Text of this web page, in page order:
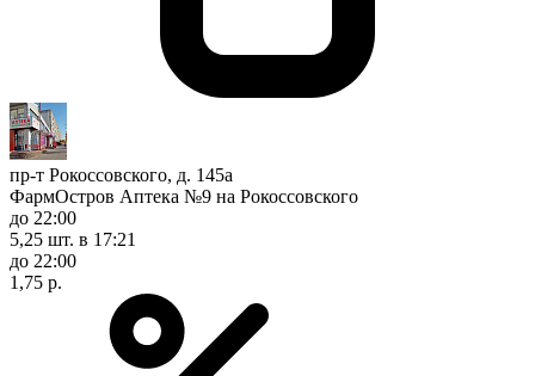
пр-т Рокоссовского, д. 145а
ФармОстров Аптека №9 на Рокоссовского
до 22:00
5,25 шт. в 17:21
до 22:00
1,75 р.